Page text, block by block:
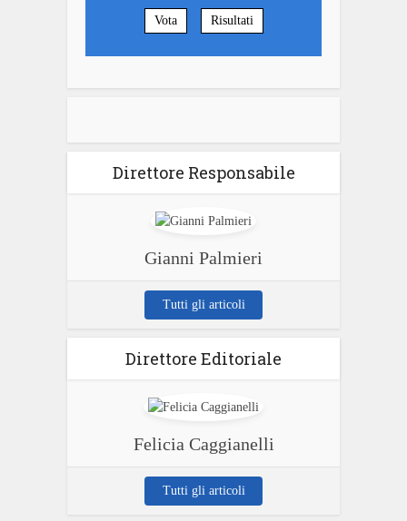
Vota Risultati
Direttore Responsabile
Gianni Palmieri
Tutti gli articoli
Direttore Editoriale
Felicia Caggianelli
Tutti gli articoli